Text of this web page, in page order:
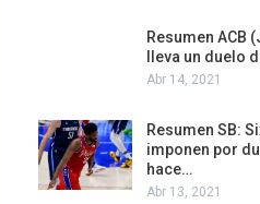
Resumen ACB
lleva un duelo
Abr 14, 2021
Resumen SB:
imponen por
hace…
Abr 13, 2021